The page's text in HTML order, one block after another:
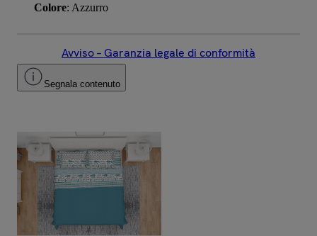
Colore: Azzurro
Avviso – Garanzia legale di conformità
Segnala contenuto